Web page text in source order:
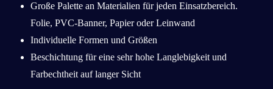
Große Palette an Materialien für jeden Einsatzbereich.
Folie, PVC-Banner, Papier oder Leinwand
Individuelle Formen und Größen
Beschichtung für eine sehr hohe Langlebigkeit und
Farbechtheit auf langer Sicht